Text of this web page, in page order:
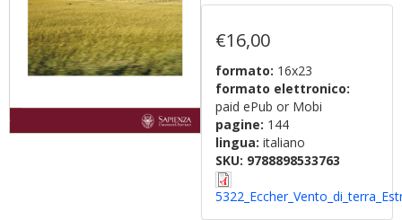
€16,00
formato: 16x23
formato elettronico:
paid ePub or Mobi
pagine: 144
lingua: italiano
SKU: 9788898533763